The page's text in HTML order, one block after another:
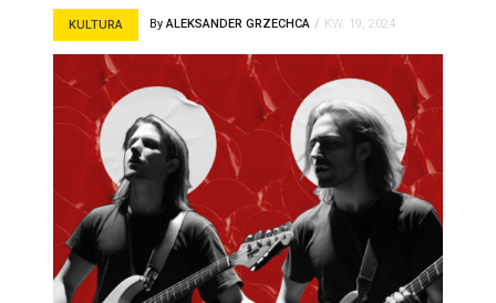
KULTURA ByALEKSANDER GRZECHCA KW. 19, 2024